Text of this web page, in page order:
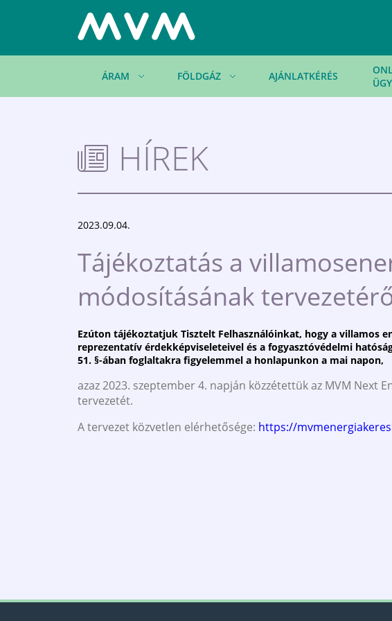
ÁRAM FÖLDGÁZ AJÁNLATKÉRÉS
HÍREK
2023.09.04.
Tájékoztatás a
módosításának
Ezúton tájékoztatjuk Tisztelt Felhasználóinkat, hogy a villamos
reprezentatív érdekképviseleteivel és a fogyasztóvédelmi
51. §-ában foglaltakra figyelemmel a honlapunkon a mai napon,
azaz 2023. szeptember 4. napján közzétettük az MVM
tervezetét.
A tervezet közvetlen elérhetősége: https://